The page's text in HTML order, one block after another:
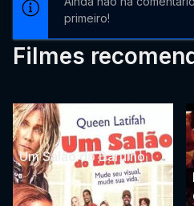
primeiro!
Filmes
Um Salão do Barulho